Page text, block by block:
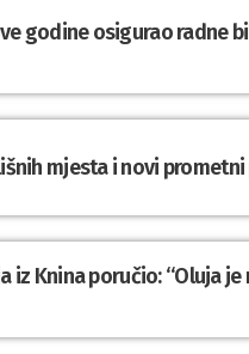
godine osigurao radne
mjesta i novi
iz Knina poručio: “Oluja